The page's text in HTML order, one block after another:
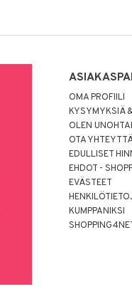
OMA PROFIILI
KYSYMYKSIÄ
OLEN
OTA
EDULLISET
EHDOT -
EVÄSTEET
KUMPPANIKSI